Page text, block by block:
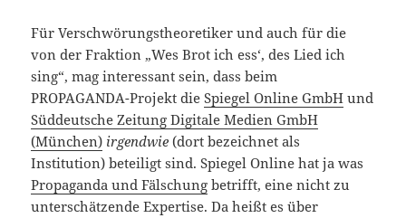
Für Verschwörungstheoretiker und auch für die
von der Fraktion „Wes Brot ich ess‘, des Lied ich
sing“, mag interessant sein, dass beim
PROPAGANDA-Projekt dieSpiegel Online GmbH und
Süddeutsche Zeitung Digitale Medien GmbH
(München) irgendwie (dort bezeichnet als
Institution) beteiligt sind. Spiegel Online hat ja was
Propaganda und Fälschung betrifft, eine nicht zu
unterschätzende Expertise. Da heißt es über